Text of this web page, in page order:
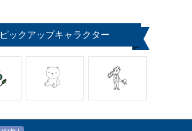
ピックアップキャラクター